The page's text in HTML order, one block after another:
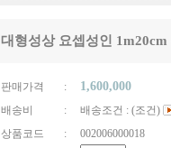
대형성상 요셉성인
판매가격 : 1,600,000
배송비 :
배송조건 : (조건)
상품코드
:
002006000018